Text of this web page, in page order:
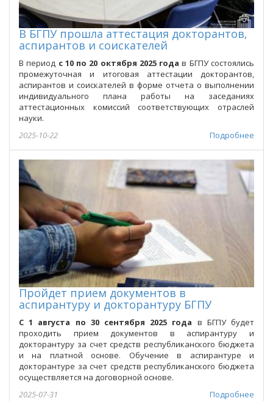
В БГПУ прошла аттестация докторантов,
аспирантов и соискателей
В период с 10 по 20 октября 2025 года в БГПУ состоялись
промежуточная и итоговая аттестации докторантов,
аспирантов и соискателей в форме отчета о выполнении
индивидуального плана работы на заседаниях
аттестационных комиссий соответствующих отраслей
науки.
Подробнее
2025-10-22
Пройдет прием документов в
аспирантуру и докторантуру БГПУ
С 1 августа по 30 сентября 2025 года в БГПУ будет
проходить прием документов в аспирантуру и
докторантуру за счет средств республиканского бюджета
и на платной основе. Обучение в аспирантуре и
докторантуре за счет средств республиканского бюджета
осуществляется на договорной основе.
Подробнее
2025-07-31